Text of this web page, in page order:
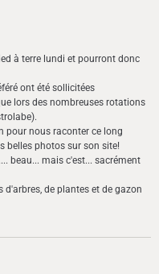
à terre lundi et pourront donc
ont été sollicitées
lors des nombreuses rotations
pour nous raconter ce long
belles photos sur son site!
beau... mais c'est... sacrément
de plantes et de gazon